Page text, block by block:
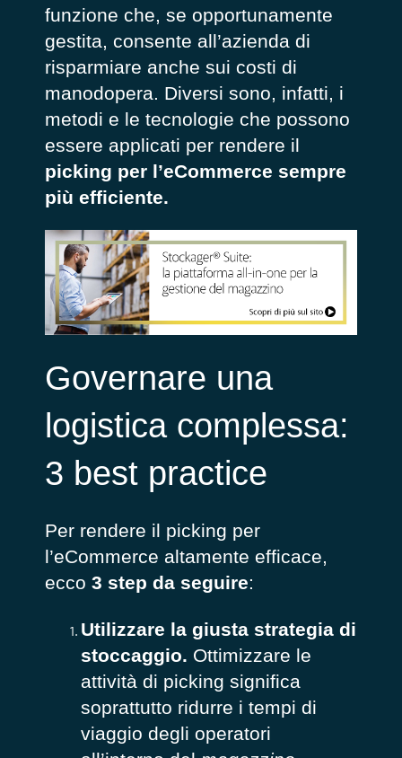
funzione che, se opportunamente
gestita, consente all’azienda di
risparmiare anche sui costi di
manodopera. Diversi sono, infatti, i
metodi e le tecnologie che possono
essere applicati per rendere il
picking per l’eCommerce sempre
più efficiente.
Governare una
logistica complessa:
3 best practice
Per rendere il picking per
l’eCommerce altamente efficace,
ecco 3 step da seguire:
Utilizzare la giusta strategia di
stoccaggio. Ottimizzare le
attività di picking significa
soprattutto ridurre i tempi di
viaggio degli operatori